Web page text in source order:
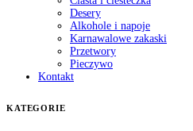
Desery
Alkohole i napoje
Karnawalowe zakaski
Przetwory
Pieczywo
Kontakt
KATEGORIE